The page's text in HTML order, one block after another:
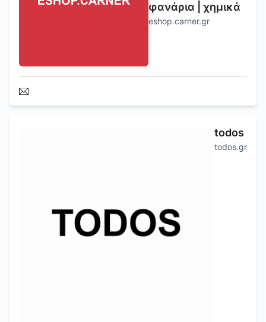
φανάρια | χημικά
eshop.carner.gr
todos
todos.gr